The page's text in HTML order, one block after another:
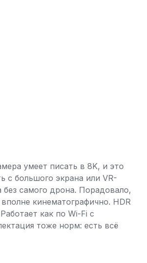
умеет писать в 8K, и это
с большого экрана или VR-
самого дрона. Порадовало,
кинематографично. HDR
как по Wi-Fi с
тоже норм: есть всё